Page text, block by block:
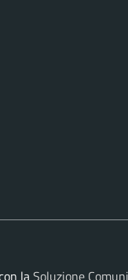
la Soluzione